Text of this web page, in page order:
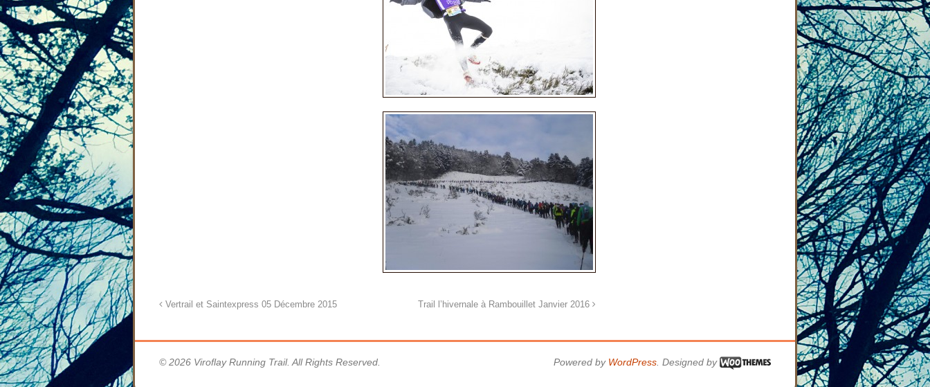
Vertrail et Saintexpress 05 Décembre 2015 Trail l’hivernale à Rambouillet Janvier 2016
© 2026 Viroflay Running Trail. All Rights Reserved. Powered by WordPress . Designed by